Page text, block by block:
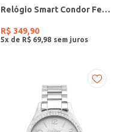
Relógio Smart Condor Feminino ROSE
R$ 349,90
5x de R$ 69 98